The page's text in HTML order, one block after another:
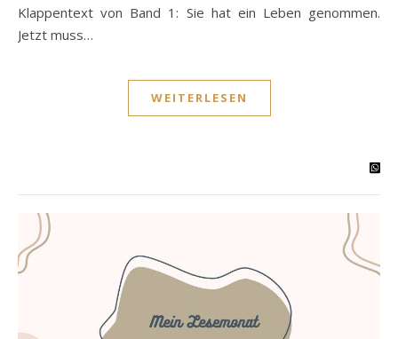
Klappentext von Band 1: Sie hat ein Leben genommen.
Jetzt muss…
WEITERLESEN